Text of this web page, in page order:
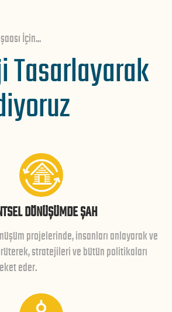
İçin...
Tasarlayarak
DÖNÜŞÜMDE ŞAH
projelerinde, insanları anlayarak ve
stratejileri ve bütün politikaları
eder.